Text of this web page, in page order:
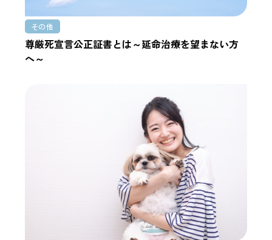
その他
尊厳死宣言公正証書とは～延命治療を望まない方
へ～